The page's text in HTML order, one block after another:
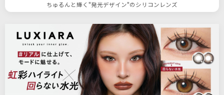
ちゅるんと輝く"発光デザイン"のシリコンレンズ